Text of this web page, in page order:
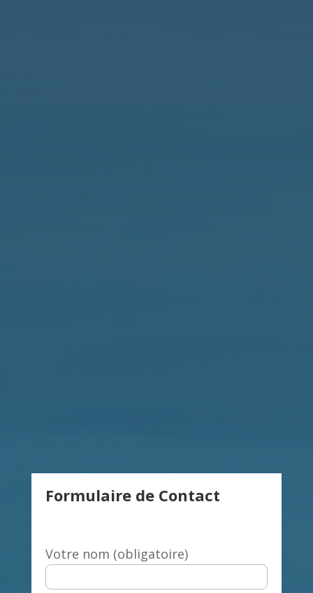
Formulaire de Contact
Votre nom (obligatoire)